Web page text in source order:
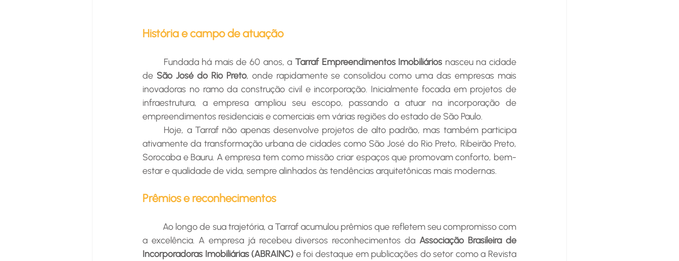
História e campo de atuação
	Fundada há mais de 60 anos, a
Tarraf Empreendimentos Imobiliários nasceu na cidade
de São José do Rio Preto, onde rapidamente se consolidou como uma das empresas mais
inovadoras no ramo da construção civil e incorporação. Inicialmente focada em projetos de
infraestrutura, a empresa ampliou seu escopo, passando a atuar na incorporação de
empreendimentos residenciais e comerciais em várias regiões do estado de São Paulo.
ativamente da transformação urbana de cidades como São José do Rio Preto, Ribeirão Preto,
Sorocaba e Bauru. A empresa tem como missão criar espaços que promovam conforto, bem-
estar e qualidade de vida, sempre alinhados às tendências arquitetônicas mais modernas.
Prêmios e reconhecimentos
a excelência. A empresa já recebeu diversos reconhecimentos da Associação Brasileira de
Incorporadoras Imobiliárias (ABRAINC) e foi destaque em publicações do setor como a Revista